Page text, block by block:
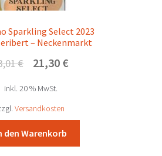
Sparkling Select 2023
– Neckenmarkt
€
Ursprünglicher
war:
23,01 €
21,30 €Aktueller
inkl. 20 % MwSt.
Versandkosten
den Warenkorb